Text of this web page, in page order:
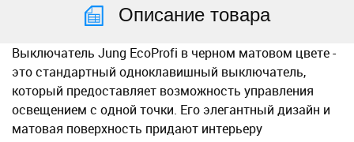
Описание товара
Выключатель Jung EcoProfi в черном матовом цвете -
это стандартный одноклавишный выключатель,
который предоставляет возможность управления
освещением с одной точки. Его элегантный дизайн и
матовая поверхность придают интерьеру